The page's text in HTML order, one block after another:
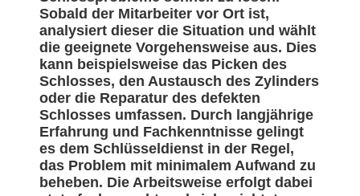
Sobald der Mitarbeiter vor Ort ist,
analysiert dieser die Situation und wählt
die geeignete Vorgehensweise aus. Dies
kann beispielsweise das Picken des
Schlosses, den Austausch des Zylinders
oder die Reparatur des defekten
Schlosses umfassen. Durch langjährige
Erfahrung und Fachkenntnisse gelingt
es dem Schlüsseldienst in der Regel,
das Problem mit minimalem Aufwand zu
beheben. Die Arbeitsweise erfolgt dabei